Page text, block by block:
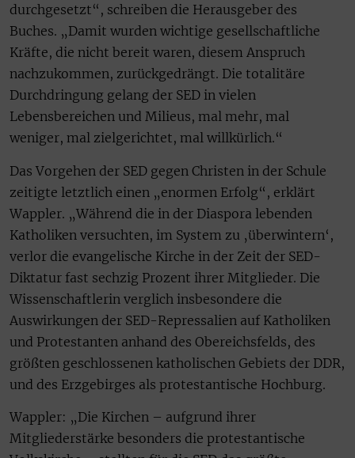
durchgesetzt“, schreiben die Herausgeber des
Buches. „Damit wurden wichtige gesellschaftliche
Kräfte, die nicht bereit waren, diesem Anspruch
nachzukommen, zurückgedrängt. Die totalitäre
Durchdringung gelang der SED in vielen
Lebensbereichen und Milieus, mal mehr, mal
weniger, mal zielgerichtet, mal willkürlich.“
Das Vorgehen der SED gegen Christen in der Schule
zeitigte letztlich einen „enormen Erfolg“, erklärt
Wappler. „Während die in der Diaspora lebenden
Katholiken versuchten, im System zu ‚überwintern‘,
verlor die evangelische Kirche in der Zeit der SED-
Diktatur fast sechzig Prozent ihrer Mitglieder. Die
Wissenschaftlerin verglich insbesondere die
Auswirkungen der SED-Repressalien auf Katholiken
und Protestanten anhand des Obereichsfelds, des
größten geschlossenen katholischen Gebiets der DDR,
und des Erzgebirges als protestantische Hochburg.
Wappler: „Die Kirchen – aufgrund ihrer
Mitgliederstärke besonders die protestantische